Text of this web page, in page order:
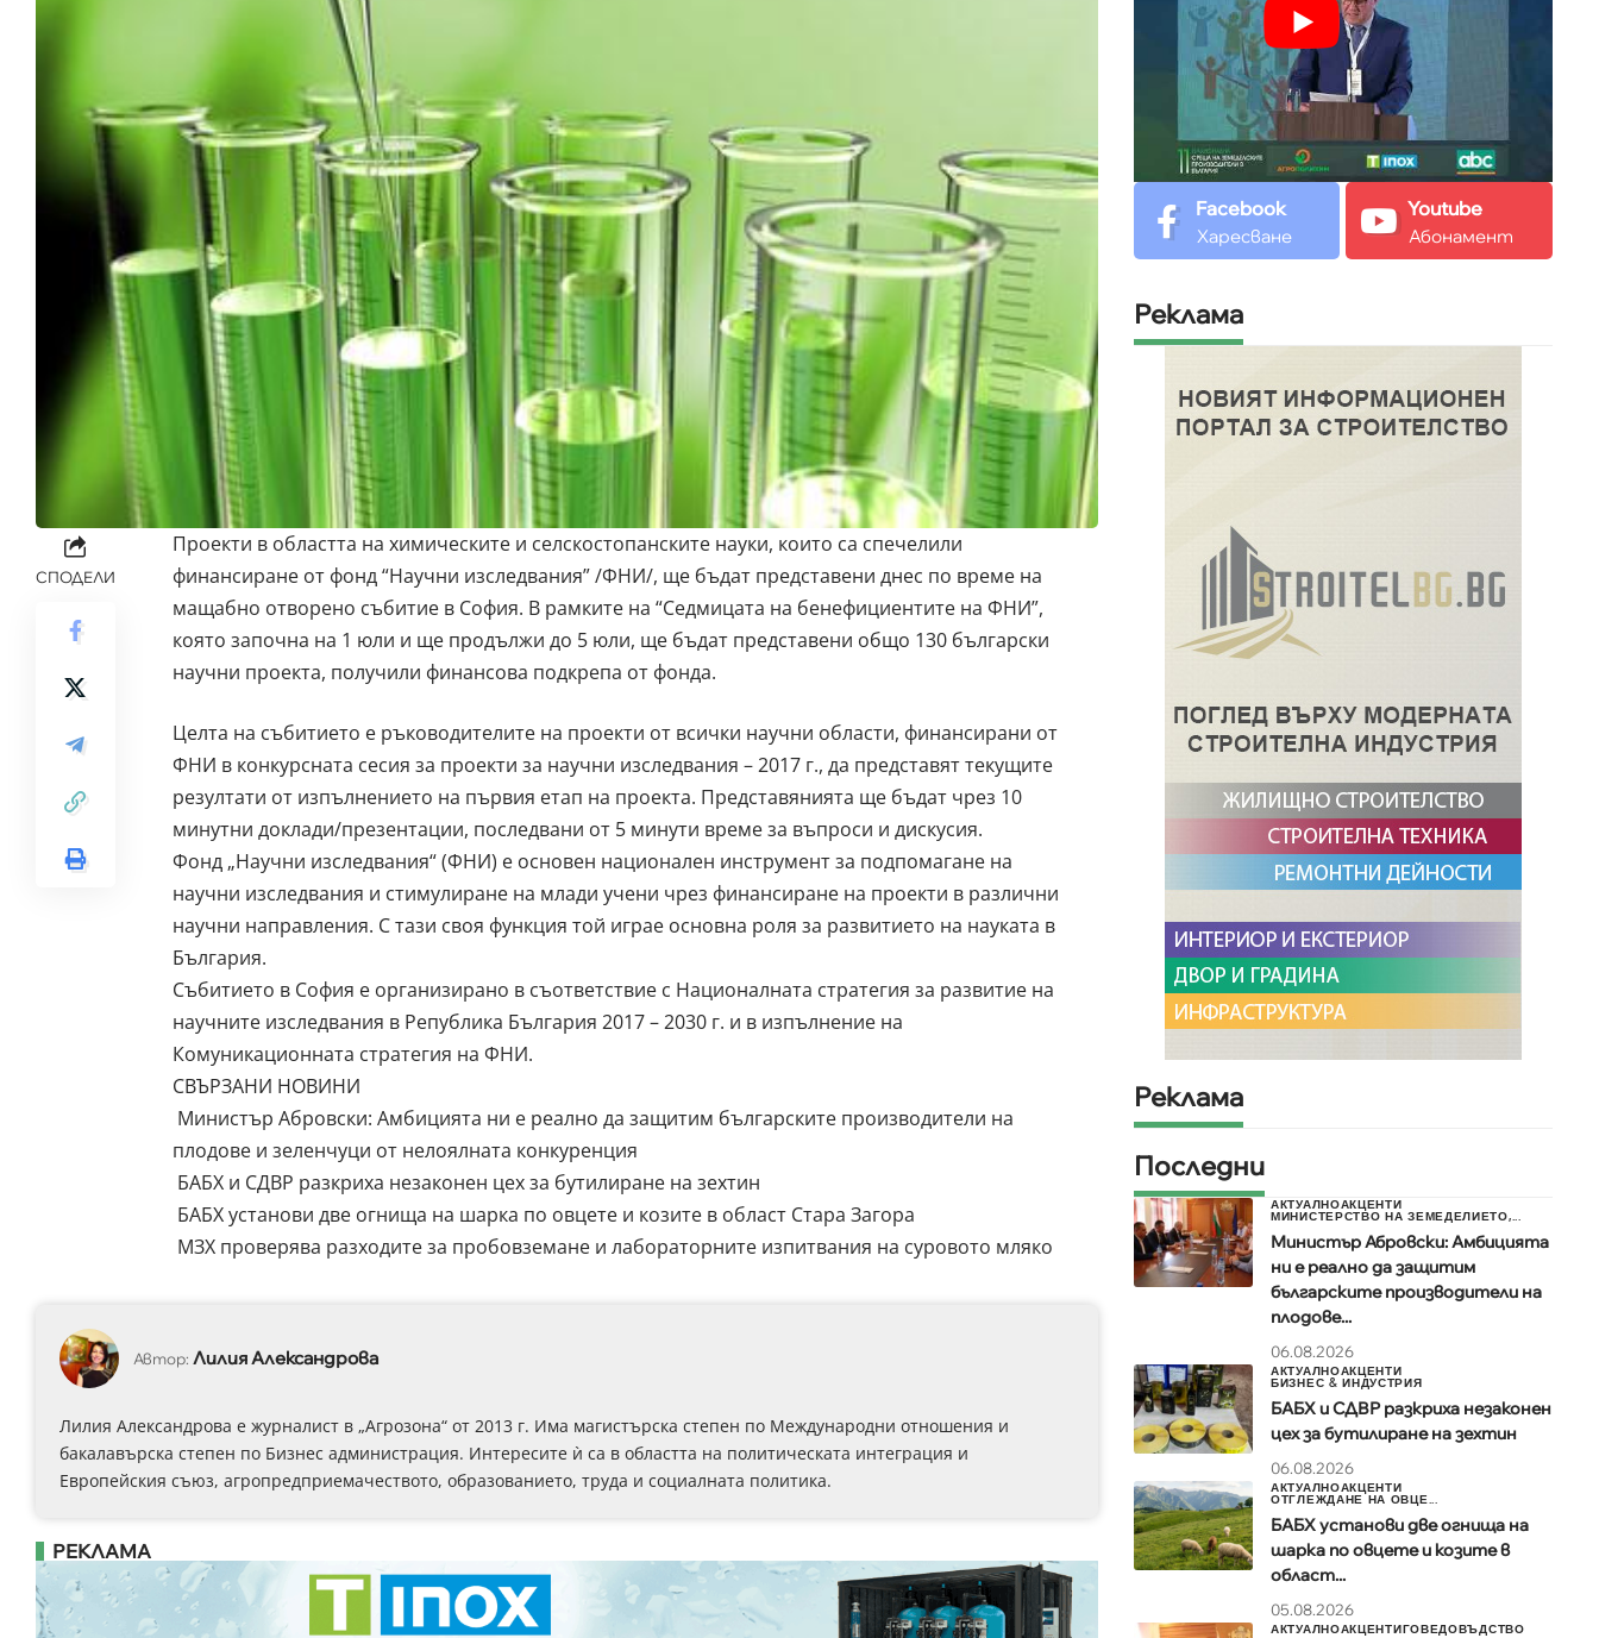
СПОДЕЛИ
Проекти в областта на химическите и селскостопанските науки, които са спечелили
финансиране от фонд “Научни изследвания” /ФНИ/, ще бъдат представени днес по време на
мащабно отворено събитие в София. В рамките на “Седмицата на бенефициентите на ФНИ”,
която започна на 1 юли и ще продължи до 5 юли, ще бъдат представени общо 130 български
научни проекта, получили финансова подкрепа от фонда.
Целта на събитието е ръководителите на проекти от всички научни области, финансирани от
ФНИ в конкурсната сесия за проекти за научни изследвания – 2017 г., да представят текущите
резултати от изпълнението на първия етап на проекта. Представянията ще бъдат чрез 10
минутни доклади/презентации, последвани от 5 минути време за въпроси и дискусия.
Фонд „Научни изследвания“ (ФНИ) е основен национален инструмент за подпомагане на
научни изследвания и стимулиране на млади учени чрез финансиране на проекти в различни
научни направления. С тази своя функция той играе основна роля за развитието на науката в
България.
Събитието в София е организирано в съответствие с Националната стратегия за развитие на
научните изследвания в Република България 2017 – 2030 г. и в изпълнение на
Комуникационната стратегия на ФНИ.
СВЪРЗАНИ НОВИНИ
Министър Абровски: Амбицията ни е реално да защитим българските производители на
плодове и зеленчуци от нелоялната конкуренция
БАБХ и СДВР разкриха незаконен цех за бутилиране на зехтин
БАБХ установи две огнища на шарка по овцете и козите в област Стара Загора
МЗХ проверява разходите за пробовземане и лабораторните изпитвания на суровото мляко
Автор: Лилия Александрова
Лилия Александрова е журналист в „Агрозона“ от 2013 г. Има магистърска степен по Международни отношения и
бакалавърска степен по Бизнес администрация. Интересите ѝ са в областта на политическата интеграция и
Европейския съюз, агропредприемачеството, образованието, труда и социалната политика.
РЕКЛАМА
Facebook
Харесване
Youtube
Абонамент
Реклама
Реклама
Последни
АКТУАЛНОАКЦЕНТИ
МИНИСТЕРСТВО НА ЗЕМЕДЕЛИЕТО,...
Министър Абровски: Амбицията
ни е реално да защитим
българските производители на
плодове...
06.08.2026
АКТУАЛНОАКЦЕНТИ
БИЗНЕС & ИНДУСТРИЯ
БАБХ и СДВР разкриха незаконен
цех за бутилиране на зехтин
06.08.2026
АКТУАЛНОАКЦЕНТИ
ОТГЛЕЖДАНЕ НА ОВЦЕ...
БАБХ установи две огнища на
шарка по овцете и козите в
област...
05.08.2026
АКТУАЛНОАКЦЕНТИГОВЕДОВЪДСТВО